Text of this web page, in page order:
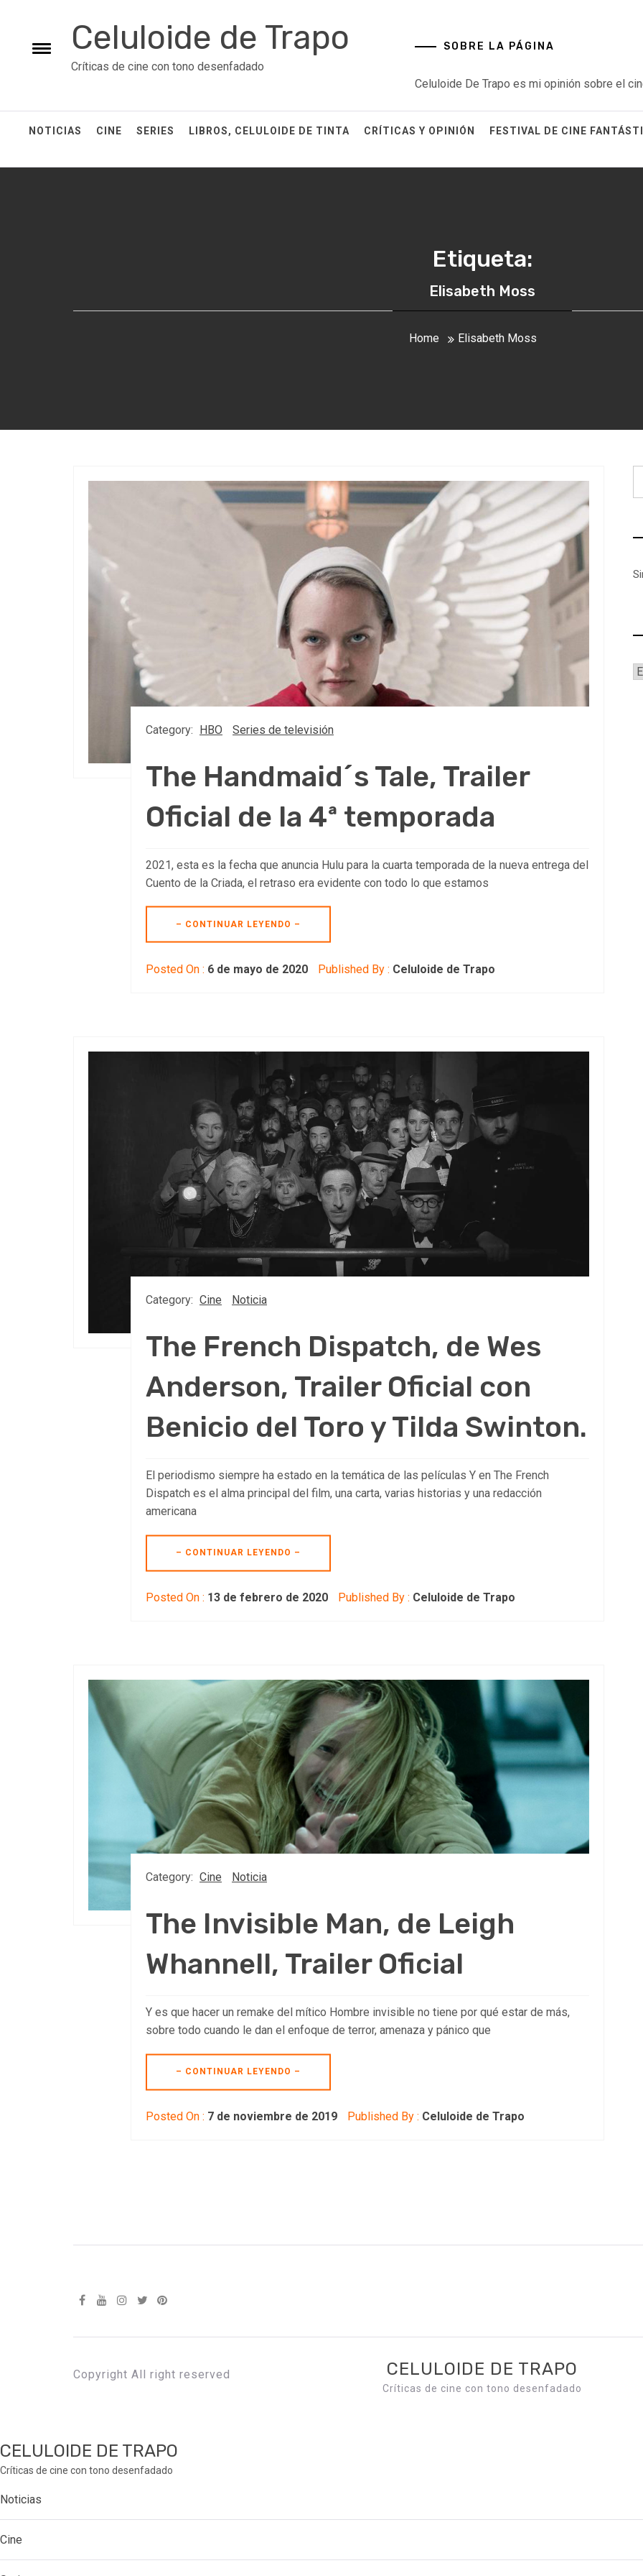
content
Toggle
Celuloide de Trapo
Críticas de cine con tono desenfadado
SOBRE LA PÁGINA
Celuloide De Trapo es mi opinión sobre el
NOTICIAS CINE SERIES LIBROS, CELULOIDE DE TINTA CRÍTICAS Y OPINIÓN FESTIVAL DE CINE
Etiqueta:
Elisabeth Moss
Home Elisabeth Moss
Category: HBO Series de televisión
The Handmaid´s Tale, Trailer
Oficial de la 4ª temporada
2021, esta es la fecha que anuncia Hulu para la cuarta temporada de la nueva entrega del
Cuento de la Criada, el retraso era evidente con todo lo que estamos
– CONTINUAR LEYENDO –
Posted On : 6 de mayo de 2020 Published By : Celuloide de Trapo
Category: Cine Noticia
The French Dispatch, de Wes
Anderson, Trailer Oficial con
Benicio del Toro y Tilda Swinton.
El periodismo siempre ha estado en la temática de las películas Y en The French
Dispatch es el alma principal del film, una carta, varias historias y una redacción
americana
– CONTINUAR LEYENDO –
Posted On : 13 de febrero de 2020 Published By : Celuloide de Trapo
Category: Cine Noticia
The Invisible Man, de Leigh
Whannell, Trailer Oficial
Y es que hacer un remake del mítico Hombre invisible no tiene por qué estar de más,
sobre todo cuando le dan el enfoque de terror, amenaza y pánico que
– CONTINUAR LEYENDO –
Posted On : 7 de noviembre de 2019 Published By : Celuloide de Trapo
Copyright All right reserved CELULOIDE DE TRAPO
Críticas de cine con tono desenfadado
CELULOIDE DE TRAPO
Críticas de cine con tono desenfadado
Noticias
Cine